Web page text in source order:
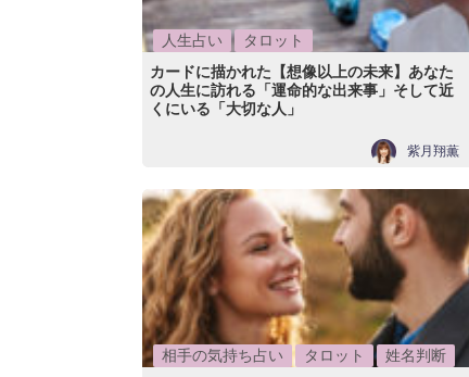
人生占い
タロット
カードに描かれた【想像以上の未来】あなた
の人生に訪れる「運命的な出来事」そして近
くにいる「大切な人」
紫月翔薫
相手の気持ち占い タロット
姓名判断